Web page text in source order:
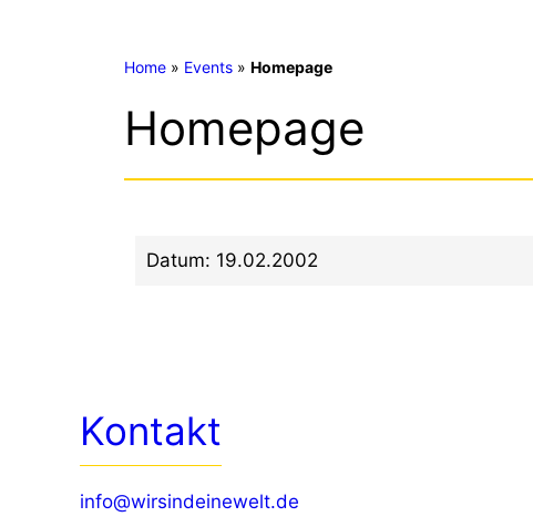
Home » Events » Homepage
Homepage
Datum: 19.02.2002
Kontakt
info@wirsindeinewelt.de